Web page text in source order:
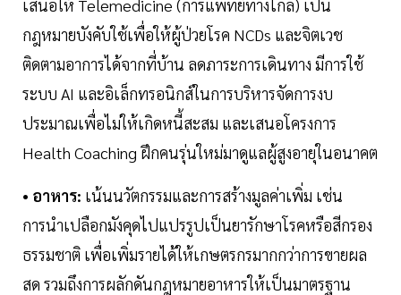
เสนอให้ Telemedicine (การแพทย์ทางไกล) เป็น
กฎหมายบังคับใช้เพื่อให้ผู้ป่วยโรค NCDs และจิตเวช
ติดตามอาการได้จากที่บ้าน ลดภาระการเดินทาง มีการใช้
ระบบ AI และอิเล็กทรอนิกส์ในการบริหารจัดการงบ
ประมาณเพื่อไม่ให้เกิดหนี้สะสม และเสนอโครงการ
Health Coaching ฝึกคนรุ่นใหม่มาดูแลผู้สูงอายุในอนาคต
• อาหาร: เน้นนวัตกรรมและการสร้างมูลค่าเพิ่ม เช่น
การนำเปลือกมังคุดไปแปรรูปเป็นยารักษาโรคหรือสีกรอง
ธรรมชาติ เพื่อเพิ่มรายได้ให้เกษตรกรมากกว่าการขายผล
สด รวมถึงการผลักดันกฎหมายอาหารให้เป็นมาตรฐาน